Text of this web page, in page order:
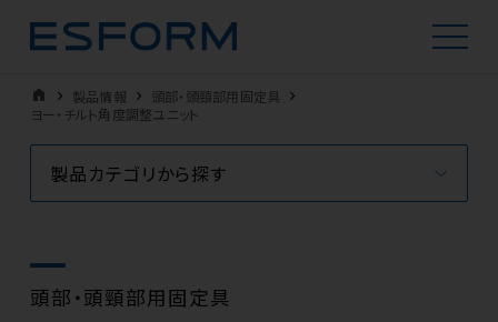
home 製品情報
頭部・頭頸部用固定具
ヨー・チルト角度調整ユニット
製品カテゴリから探す
頭部・頭頸部用固定具